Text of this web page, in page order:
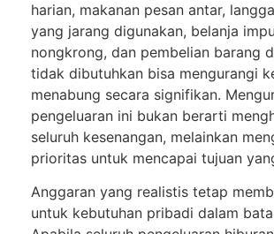
harian, makanan pesan antar,
yang jarang digunakan, belanja
nongkrong, dan pembelian barang
tidak dibutuhkan bisa mengurangi
menabung secara signifikan.
pengeluaran ini bukan berarti
seluruh kesenangan, melainkan
prioritas untuk mencapai tujuan
Anggaran yang realistis tetap
untuk kebutuhan pribadi dalam